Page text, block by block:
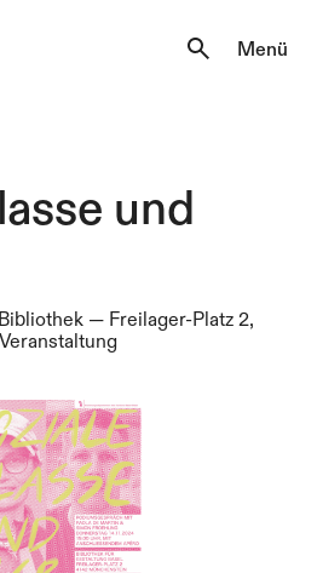
Menü
und
Bibliothek — Freilager-Platz 2,
Veranstaltung